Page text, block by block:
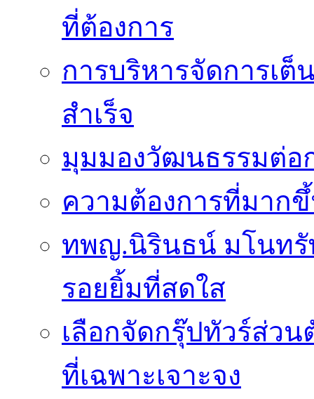
ที่ต้องการ
การบริหารจัดการเต็
สำเร็จ
มุมมองวัฒนธรรมต่อ
ความต้องการที่มาก
ทพญ.นิรินธน์ มโนท
รอยยิ้มที่สดใส
เลือกจัดกรุ๊ปทัวร์ส่ว
ที่เฉพาะเจาะจง